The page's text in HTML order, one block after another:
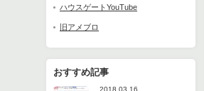
ハウスゲートYouTube
旧アメブロ
おすすめ記事
2018.03.16